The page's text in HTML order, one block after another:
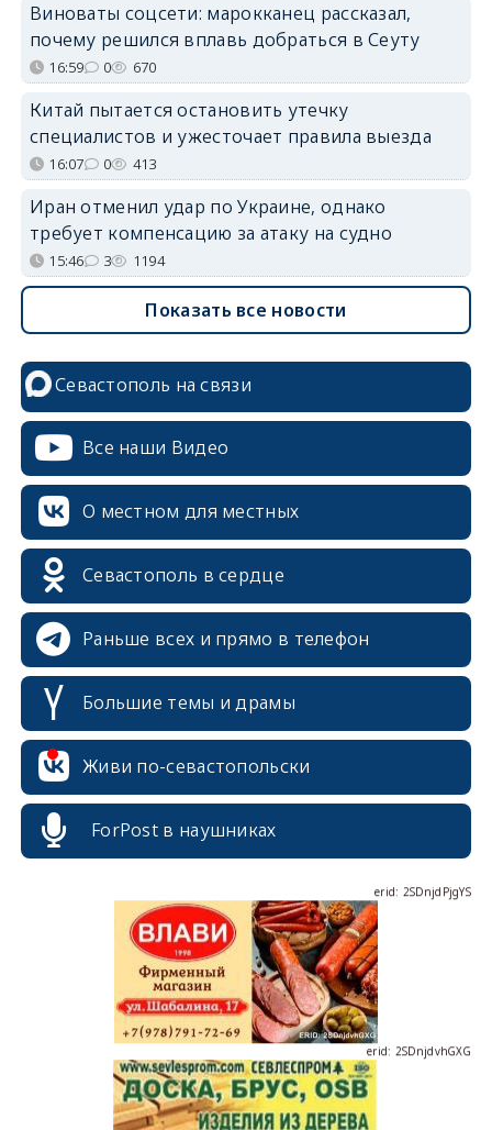
Виноваты соцсети: марокканец рассказал,
почему решился вплавь добраться в Сеуту
16:59 0 670
Китай пытается остановить утечку
специалистов и ужесточает правила выезда
16:07 0 413
Иран отменил удар по Украине, однако
требует компенсацию за атаку на судно
15:46 3 1194
Показать все новости
Севастополь на связи
Все наши Видео
О местном для местных
Севастополь в сердце
Раньше всех и прямо в телефон
Большие темы и драмы
Живи по-севастопольски
ForPost в наушниках
erid: 2SDnjdvhGXG